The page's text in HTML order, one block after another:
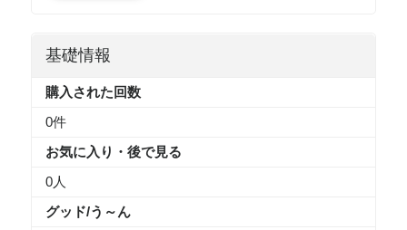
基礎情報
購入された回数
0件
お気に入り・後で見る
0人
グッド/う～ん